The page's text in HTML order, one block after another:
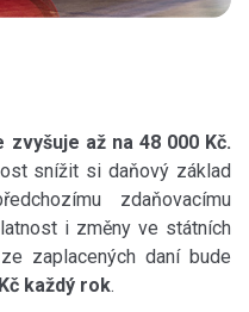
až na 48 000 Kč.
snížit si daňový základ
zdaňovacímu
i změny ve státních
zaplacených daní bude
každý rok.